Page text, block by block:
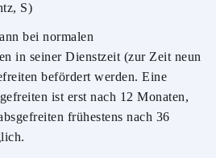
S)
bei normalen
in seiner Dienstzeit (zur Zeit neun
befördert werden. Eine
ist erst nach 12 Monaten,
frühestens nach 36